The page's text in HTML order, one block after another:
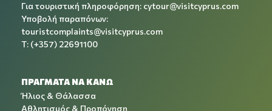
Για τουριστική πληροφόρηση: cytour@visitcyprus.com
Υποβολή παραπόνων:
touristcomplaints@visitcyprus.com
T: (+357) 22691100
ΠΡΑΓΜΑΤΑ ΝΑ ΚΑΝΩ
Ήλιος & Θάλασσα
Αθλητισμός & Προπόνηση